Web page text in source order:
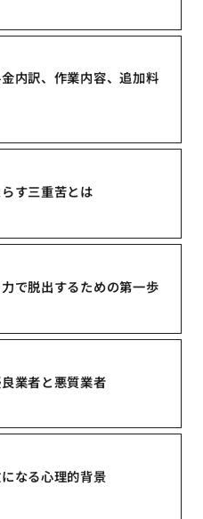
内訳、作業内容、追加料
す三重苦とは
で脱出するための第一歩
業者と悪質業者
なる心理的背景